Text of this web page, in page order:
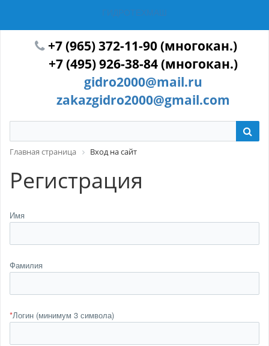
ГИДРОТЕХМАШ
+7 (965) 372-11-90 (многокан.)
+7 (495) 926-38-84 (многокан.)
gidro2000@mail.ru
zakazgidro2000@gmail.com
Главная страница Вход на сайт
Регистрация
Имя
Фамилия
*Логин (минимум 3 символа)